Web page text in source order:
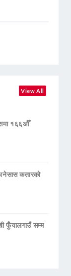
View All
१६६औँ
कतारको
फुँयालगाउँ सम्म